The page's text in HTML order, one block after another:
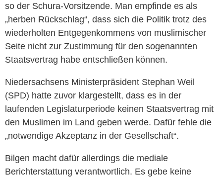
so der Schura-Vorsitzende. Man empfinde es als
„herben Rückschlag“, dass sich die Politik trotz des
wiederholten Entgegenkommens von muslimischer
Seite nicht zur Zustimmung für den sogenannten
Staatsvertrag habe entschließen können.
Niedersachsens Ministerpräsident Stephan Weil
(SPD) hatte zuvor klargestellt, dass es in der
laufenden Legislaturperiode keinen Staatsvertrag mit
den Muslimen im Land geben werde. Dafür fehle die
„notwendige Akzeptanz in der Gesellschaft“.
Bilgen macht dafür allerdings die mediale
Berichterstattung verantwortlich. Es gebe keine